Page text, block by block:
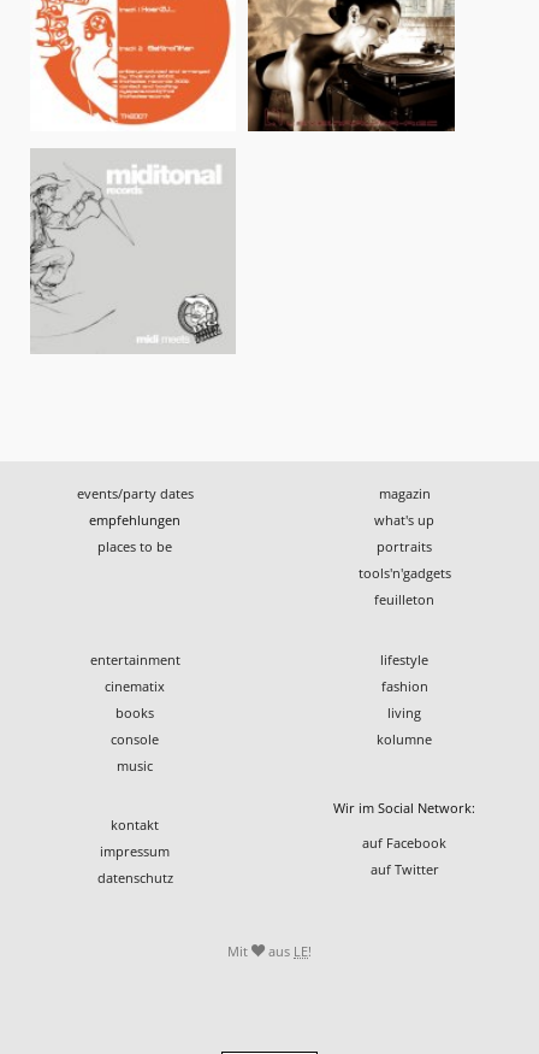
events/party dates
empfehlungen
places to be
magazin
what's up
portraits
tools'n'gadgets
feuilleton
entertainment
cinematix
books
console
music
lifestyle
fashion
living
kolumne
kontakt
impressum
datenschutz
Wir im Social Network:
auf Facebook
auf Twitter
Mit aus LE!